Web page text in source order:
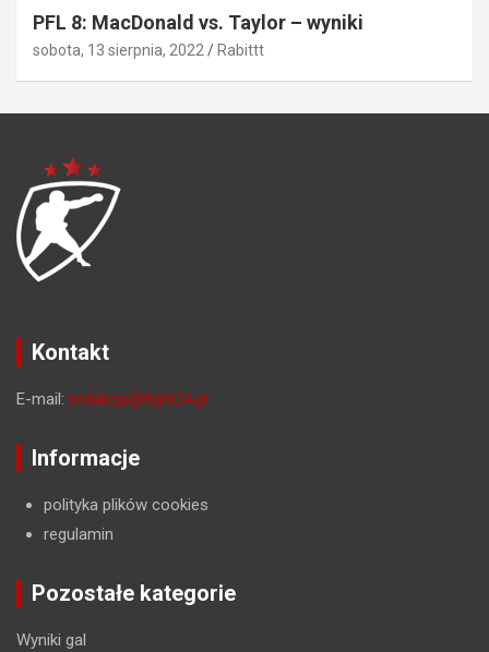
PFL 8: MacDonald vs. Taylor – wyniki
sobota, 13 sierpnia, 2022 Rabittt
Kontakt
E-mail: redakcja@fight24.pl
Informacje
polityka plików cookies
regulamin
Pozostałe kategorie
Wyniki gal